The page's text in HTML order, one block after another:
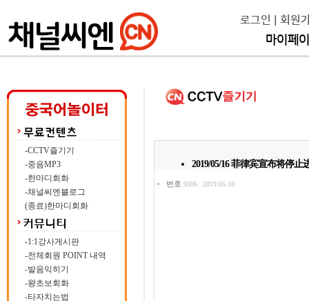
로그인 회원
마이페
-CCTV즐기기
-중음MP3
-한마디회화
-채널씨엔블로그
(종료)한마디회화
-1:1강사게시판
-전체회원 POINT 내역
-발음익히기
-왕초보회화
-타자치는법
2019/05/16 菲律宾宣布将停止
번호 9306 2019.05.10